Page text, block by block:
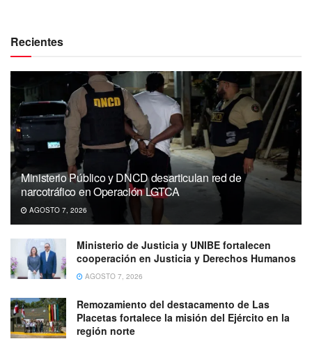
Recientes
Ministerio Público y DNCD desarticulan red de
narcotráfico en Operación LGTCA
AGOSTO 7, 2026
Ministerio de Justicia y UNIBE fortalecen
cooperación en Justicia y Derechos Humanos
AGOSTO 7, 2026
Remozamiento del destacamento de Las
Placetas fortalece la misión del Ejército en la
región norte